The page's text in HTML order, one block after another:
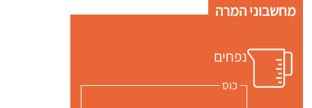
מחשבוני המרה
נפחים
כוס